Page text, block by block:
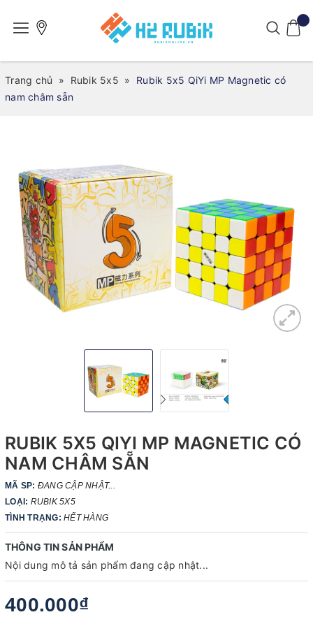
Trang chủ » Rubik 5x5 »
Rubik 5x5 QiYi MP Magnetic có
nam châm sẵn
RUBIK 5X5 QIYI MP MAGNETIC CÓ
NAM CHÂM SẴN
MÃ SP: ĐANG CẬP NHẬT...
LOẠI: RUBIK 5X5
TÌNH TRẠNG: HẾT HÀNG
THÔNG TIN SẢN PHẨM
Nội dung mô tả sản phẩm đang cập nhật...
400.000₫